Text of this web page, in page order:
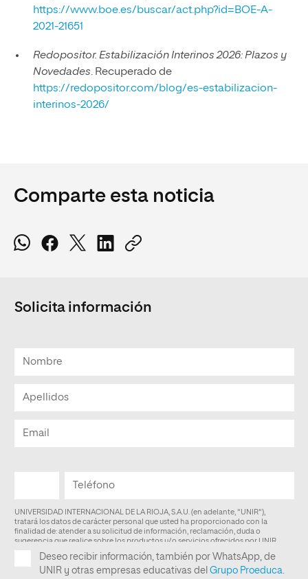
https://www.boe.es/buscar/act.php?id=BOE-A-
2021-21651
Redopositor. Estabilización Interinos 2026: Plazos y
Novedades. Recuperado de
https://redopositor.com/blog/es-estabilizacion-
interinos-2026/
Comparte esta noticia
Solicita información